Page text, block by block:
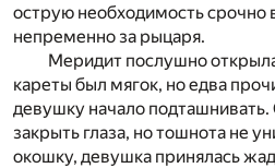
острую необходимость срочно
непременно за рыцаря.
Меридит послушно
кареты был мягок, но едва
девушку начало
закрыть глаза, но тошнота не
окошку, девушка принялась